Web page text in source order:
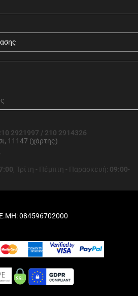
2921997 / 210 2914326
11147 (χάρτης)
, Τρίτη - Πέμπτη - Παρασκευή: 09:00-
084596702000